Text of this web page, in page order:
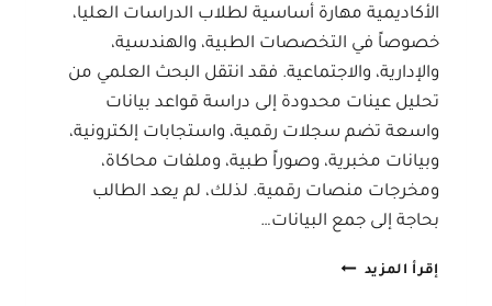
الأكاديمية مهارة أساسية لطلاب الدراسات العليا،
خصوصاً في التخصصات الطبية، والهندسية،
والإدارية، والاجتماعية. فقد انتقل البحث العلمي من
تحليل عينات محدودة إلى دراسة قواعد بيانات
واسعة تضم سجلات رقمية، واستجابات إلكترونية،
وبيانات مخبرية، وصوراً طبية، وملفات محاكاة،
ومخرجات منصات رقمية. لذلك، لم يعد الطالب
بحاجة إلى جمع البيانات…
إقرأ المزيد التعامل